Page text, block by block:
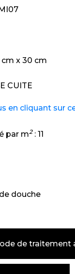
cm x 30 cm
CUITE
en cliquant sur
par m2: 11
douche
de traitement